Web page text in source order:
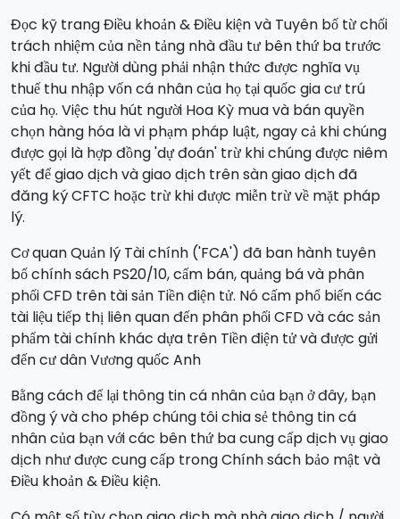
Đọc kỹ trang Điều khoản & Điều kiện và Tuyên bố từ chối
trách nhiệm của nền tảng nhà đầu tư bên thứ ba trước
khi đầu tư. Người dùng phải nhận thức được nghĩa vụ
thuế thu nhập vốn cá nhân của họ tại quốc gia cư trú
của họ. Việc thu hút người Hoa Kỳ mua và bán quyền
chọn hàng hóa là vi phạm pháp luật, ngay cả khi chúng
được gọi là hợp đồng 'dự đoán' trừ khi chúng được niêm
yết để giao dịch và giao dịch trên sàn giao dịch đã
đăng ký CFTC hoặc trừ khi được miễn trừ về mặt pháp
lý.
Cơ quan Quản lý Tài chính ('FCA') đã ban hành tuyên
bố chính sách PS20/10, cấm bán, quảng bá và phân
phối CFD trên tài sản Tiền điện tử. Nó cấm phổ biến các
tài liệu tiếp thị liên quan đến phân phối CFD và các sản
phẩm tài chính khác dựa trên Tiền điện tử và được gửi
đến cư dân Vương quốc Anh
Bằng cách để lại thông tin cá nhân của bạn ở đây, bạn
đồng ý và cho phép chúng tôi chia sẻ thông tin cá
nhân của bạn với các bên thứ ba cung cấp dịch vụ giao
dịch như được cung cấp trong Chính sách bảo mật và
Điều khoản & Điều kiện.